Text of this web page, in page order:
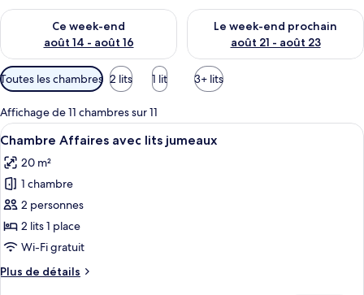
Ce week-end
août 14 - août 16
Vérifier la disponibilité pour ce week-end août 14 - août 16
Le week-end prochain
août 21 - août 23
Vérifier la disponibilité pour
Filtres
disponibles
pour
les
chambres
Toutes les chambres 2 lits 1 lit 3+ lits
Affichage de 11 chambres sur 11
Afficher
toutes
les
photos
pour
ce
type
chambre :
Une chambre d’hôtel avec deux
13
Chambre Affaires avec lits jumeaux
20 m²
1 chambre
2 personnes
2 lits 1 place
Wi-Fi gratuit
Plus de détails
Plus